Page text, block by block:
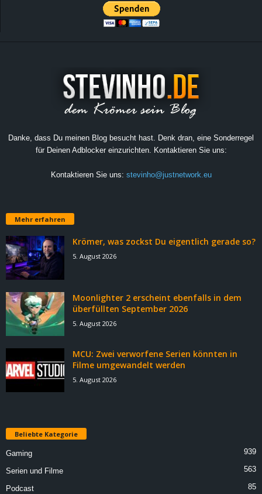
Danke, dass Du meinen Blog besucht hast. Denk dran, eine Sonderregel
für Deinen Adblocker einzurichten. Kontaktieren Sie uns:
Kontaktieren Sie uns: stevinho@justnetwork.eu
Mehr erfahren
Krömer, was zockst Du eigentlich gerade so?
5. August 2026
Moonlighter 2 erscheint ebenfalls in dem
überfüllten September 2026
5. August 2026
MCU: Zwei verworfene Serien könnten in
Filme umgewandelt werden
5. August 2026
Beliebte Kategorie
Gaming 939
Serien und Filme 563
Podcast 85